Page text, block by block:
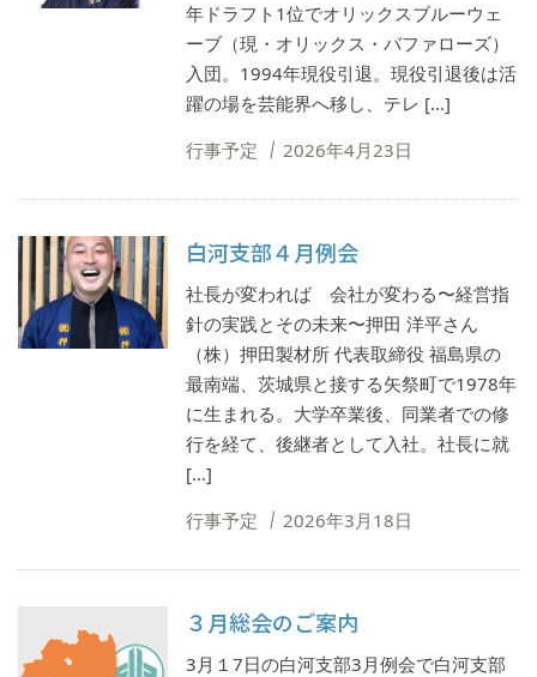
年ドラフト1位でオリックスブルーウェ
ーブ（現・オリックス・バファローズ）
入団。1994年現役引退。現役引退後は活
躍の場を芸能界へ移し、テレ […]
行事予定
2026年4月23日
⽩河⽀部４⽉例会
社⻑が変われば 会社が変わる〜経営指
針の実践とその未来〜押⽥ 洋平さん
（株）押⽥製材所 代表取締役 福島県の
最南端、茨城県と接する⽮祭町で1978年
に⽣まれる。⼤学卒業後、同業者での修
⾏を経て、後継者として⼊社。社⻑に就
[…]
行事予定
2026年3月18日
３月総会のご案内
3月１7日の白河支部3月例会で白河支部